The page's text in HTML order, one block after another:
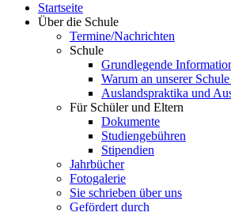
Startseite
Über die Schule
Termine/Nachrichten
Schule
Grundlegende
Warum an unserer
Auslandspraktika und
Für Schüler und Eltern
Dokumente
Studiengebühren
Stipendien
Jahrbücher
Fotogalerie
Sie schrieben über uns
Gefördert durch